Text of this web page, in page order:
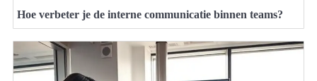
Hoe verbeter je de interne communicatie binnen teams?